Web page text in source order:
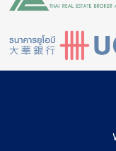
สัมมนา เตรียมพร้อ
อนุญาตก่อสร้าง